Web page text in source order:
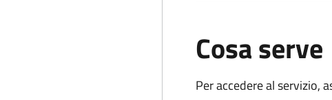
Cosa serve
Per accedere al servizio,